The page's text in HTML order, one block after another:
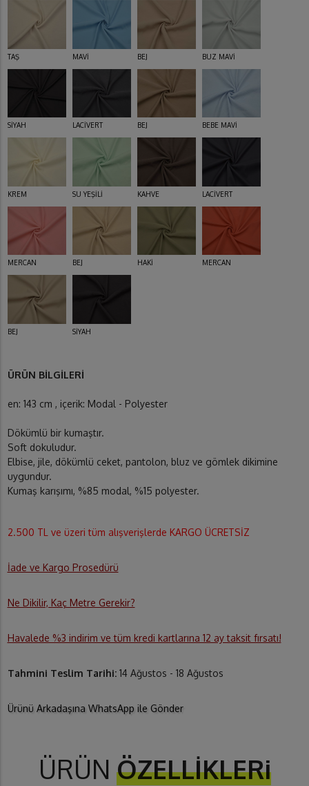
TAŞ MAVİ BEJ BUZ MAVİ
SİYAH LACİVERT BEJ BEBE MAVİ
KREM SU YEŞİLİ KAHVE LACİVERT
MERCAN BEJ HAKİ MERCAN
BEJ SİYAH
ÜRÜN BİLGİLERİ
en: 143 cm , içerik: Modal - Polyester
Dökümlü bir kumaştır.
Soft dokuludur.
Elbise, jile, dökümlü ceket, pantolon, bluz ve gömlek dikimine
uygundur.
Kumaş karışımı, %85 modal, %15 polyester.
2.500 TL ve üzeri tüm alışverişlerde KARGO ÜCRETSİZ
İade ve Kargo Prosedürü
Ne Dikilir, Kaç Metre Gerekir?
Havalede %3 indirim ve tüm kredi kartlarına 12 ay taksit fırsatı!
Tahmini Teslim Tarihi: 14 Ağustos - 18 Ağustos
Ürünü Arkadaşına WhatsApp ile Gönder
ÜRÜN ÖZELLİKLERi